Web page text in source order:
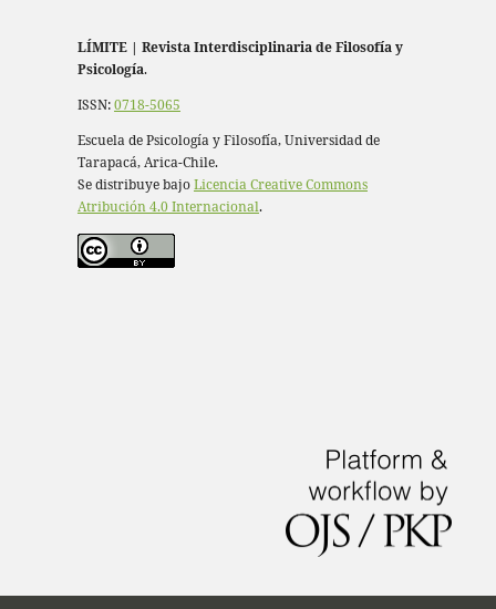
LÍMITE | Revista Interdisciplinaria de Filosofía y
Psicología.
ISSN:0718-5065
Escuela de Psicología y Filosofía, Universidad de
Tarapacá, Arica-Chile.
Se distribuye bajoLicencia Creative Commons
Atribución 4.0 Internacional.